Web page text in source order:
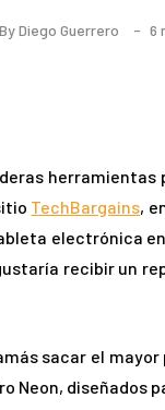
ByDiego Guerrero 6
herramientas
TechBargains,
electrónica
recibir un
sacar el mayor
Neon, diseñados